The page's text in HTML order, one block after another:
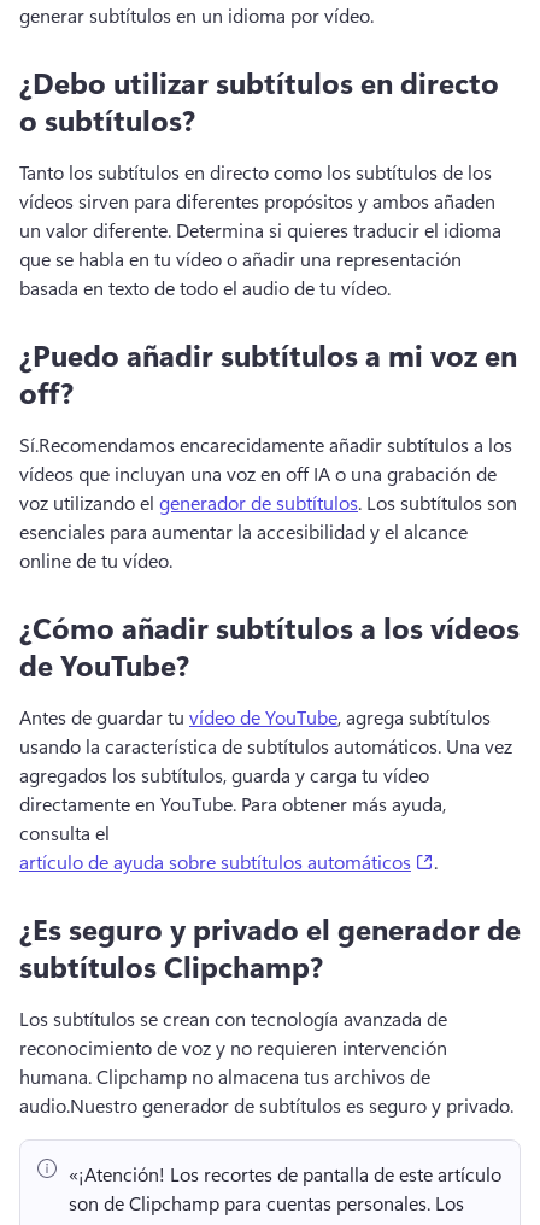
generar subtítulos en un idioma por vídeo.
¿Debo utilizar subtítulos en directo
o subtítulos?
Tanto los subtítulos en directo como los subtítulos de los
vídeos sirven para diferentes propósitos y ambos añaden
un valor diferente. Determina si quieres traducir el idioma
que se habla en tu vídeo o añadir una representación
basada en texto de todo el audio de tu vídeo.
¿Puedo añadir subtítulos a mi voz en
off?
Sí.Recomendamos encarecidamente añadir subtítulos a los
vídeos que incluyan una voz en off IA o una grabación de
voz utilizando el generador de subtítulos. Los subtítulos son
esenciales para aumentar la accesibilidad y el alcance
online de tu vídeo.
¿Cómo añadir subtítulos a los vídeos
de YouTube?
Antes de guardar tu vídeo de YouTube, agrega subtítulos
usando la característica de subtítulos automáticos. Una vez
agregados los subtítulos, guarda y carga tu vídeo
directamente en YouTube. Para obtener más ayuda,
consulta el
artículo de ayuda sobre subtítulos automáticos
.
¿Es seguro y privado el generador de
subtítulos Clipchamp?
Los subtítulos se crean con tecnología avanzada de
reconocimiento de voz y no requieren intervención
humana. Clipchamp no almacena tus archivos de
audio.Nuestro generador de subtítulos es seguro y privado.
«¡Atención! Los recortes de pantalla de este artículo
son de Clipchamp para cuentas personales. Los